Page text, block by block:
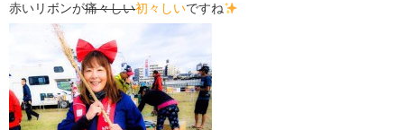
赤いリボンが痛々しい初々しいですね